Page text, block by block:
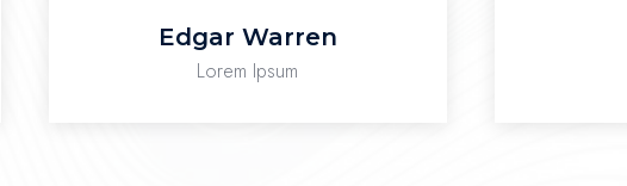
Edgar Warren
Lorem Ipsum